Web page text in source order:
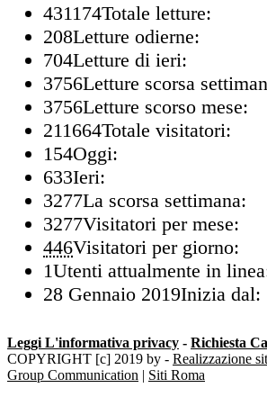
431174Totale letture:
208Letture odierne:
704Letture di ieri:
3756Letture scorsa
3756Letture scorso mese:
211664Totale visitatori:
154Oggi:
633Ieri:
3277La scorsa settimana:
3277Visitatori per mese:
446Visitatori per giorno:
1Utenti attualmente in
28 Gennaio 2019Inizia dal:
Leggi L'informativa privacy - Richiesta
COPYRIGHT [c] 2019 by - Realizzazione
Group Communication | Siti Roma